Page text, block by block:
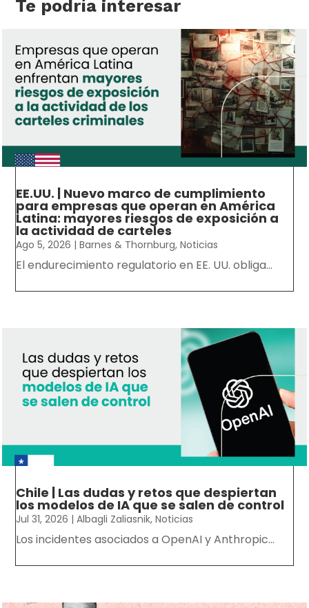
Te podría interesar
EE.UU. | Nuevo marco de cumplimiento
para empresas que operan en América
Latina: mayores riesgos de exposición a
la actividad de carteles
Ago 5, 2026 |Barnes & Thornburg,Noticias
El endurecimiento regulatorio en EE. UU. obliga...
Chile | Las dudas y retos que despiertan
los modelos de IA que se salen de control
Jul 31, 2026 |Albagli Zaliasnik,Noticias
Los incidentes asociados a OpenAI y Anthropic...